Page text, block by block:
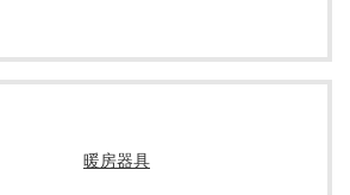
暖房器具